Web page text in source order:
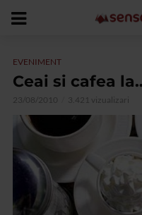
EVENIMENT
Ceai si cafea
23/08/2010 3.421 vizualizari